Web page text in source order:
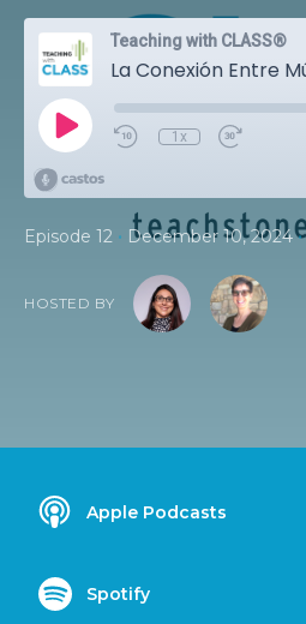
Teaching with CLASS®
1x
Episode 12 • December 10, 2024 •
HOSTED BY
Apple Podcasts
Spotify